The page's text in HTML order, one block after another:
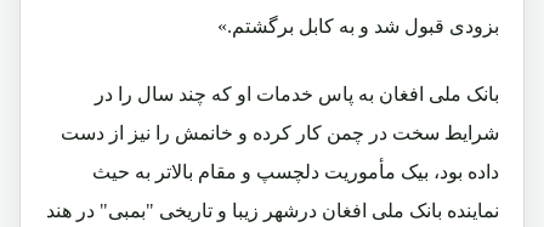
بزودی قبول شد و به کابل برگشتم.»
بانک ملی افغان به پاس خدمات او که چند سال را در
شرایط سخت در چمن کار کرده و خانمش را نیز از دست
داده بود، بیک مأموریت دلچسپ و مقام بالاتر به حیث
نماینده بانک ملی افغان درشهر زیبا و تاریخی "بمبی" در هند